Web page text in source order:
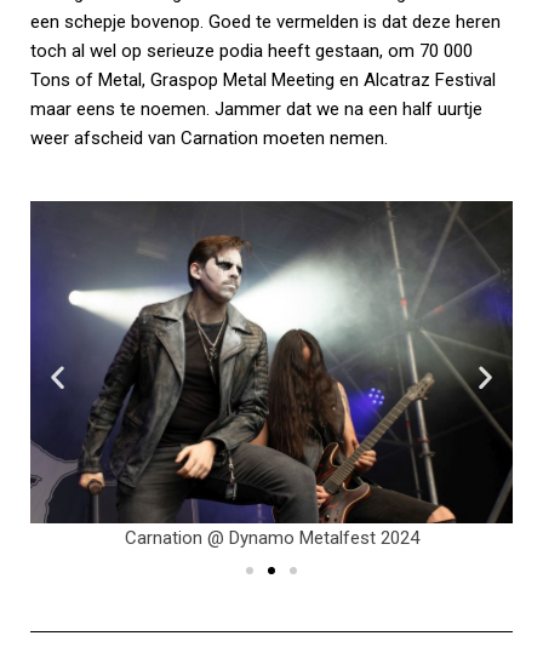
een schepje bovenop. Goed te vermelden is dat deze heren
toch al wel op serieuze podia heeft gestaan, om 70 000
Tons of Metal, Graspop Metal Meeting en Alcatraz Festival
maar eens te noemen. Jammer dat we na een half uurtje
weer afscheid van Carnation moeten nemen.
Carnation @ Dynamo Metalfest 2024